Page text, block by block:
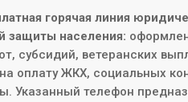
горячая линия
защиты населения:
субсидий, ветеранских
оплату ЖКХ, социальных
Указанный телефон